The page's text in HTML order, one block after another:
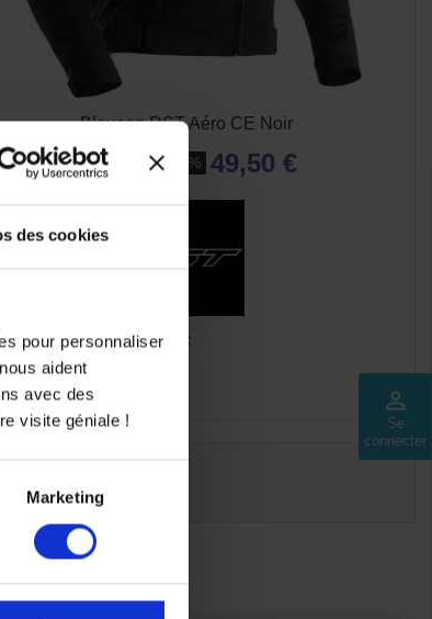
des cookies
pour personnaliser
aident
avec des
visite géniale !
Marketing
perm_identity
Se
connecter
Blouson RST Aéro CE Noir
99,00 € -50% 49,50 €
S